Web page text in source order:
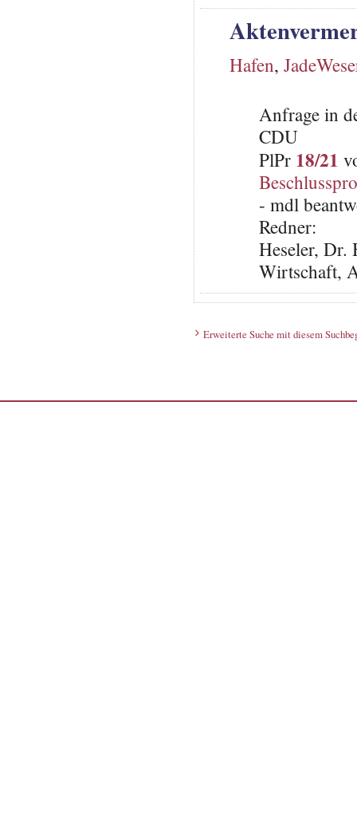
Hafen,
Anfrage in
CDU
PlPr 18/21
- mdl
Redner:
Heseler, Dr.
Wirtschaft,
Erweiterte Suche mit diesem